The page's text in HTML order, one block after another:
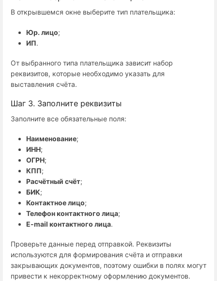
В открывшемся окне выберите тип плательщика:
Юр. лицо;
ИП.
От выбранного типа плательщика зависит набор
реквизитов, которые необходимо указать для
выставления счёта.
Шаг 3. Заполните реквизиты
Заполните все обязательные поля:
Наименование;
ИНН;
ОГРН;
КПП;
Расчётный счёт;
БИК;
Контактное лицо;
Телефон контактного лица;
E-mail контактного лица.
Проверьте данные перед отправкой. Реквизиты
используются для формирования счёта и отправки
закрывающих документов, поэтому ошибки в полях могут
привести к некорректному оформлению документов.